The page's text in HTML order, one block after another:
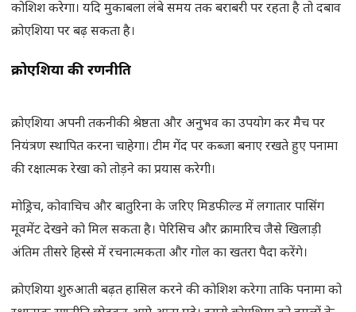
कोशिश करेगा। यदि मुकाबला लंबे समय तक बराबरी पर रहता है तो दबाव
क्रोएशिया पर बढ़ सकता है।
क्रोएशिया की रणनीति
क्रोएशिया अपनी तकनीकी श्रेष्ठता और अनुभव का उपयोग कर मैच पर
नियंत्रण स्थापित करना चाहेगा। टीम गेंद पर कब्जा बनाए रखते हुए पनामा
की रक्षात्मक रेखा को तोड़ने का प्रयास करेगी।
मोड्रिच, कोवाचिच और बातुरिना के जरिए मिडफील्ड में लगातार पासिंग
मूवमेंट देखने को मिल सकता है। पेरिसिच और क्रामारिच जैसे खिलाड़ी
अंतिम तीसरे हिस्से में रचनात्मकता और गोल का खतरा पैदा करेंगे।
क्रोएशिया शुरुआती बढ़त हासिल करने की कोशिश करेगा ताकि पनामा को